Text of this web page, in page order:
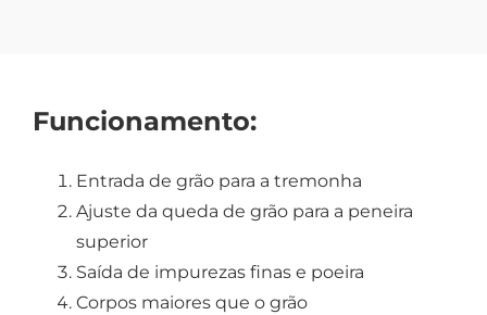
Funcionamento:
Entrada de grão para a tremonha
Ajuste da queda de grão para a peneira
superior
Saída de impurezas finas e poeira
Corpos maiores que o grão